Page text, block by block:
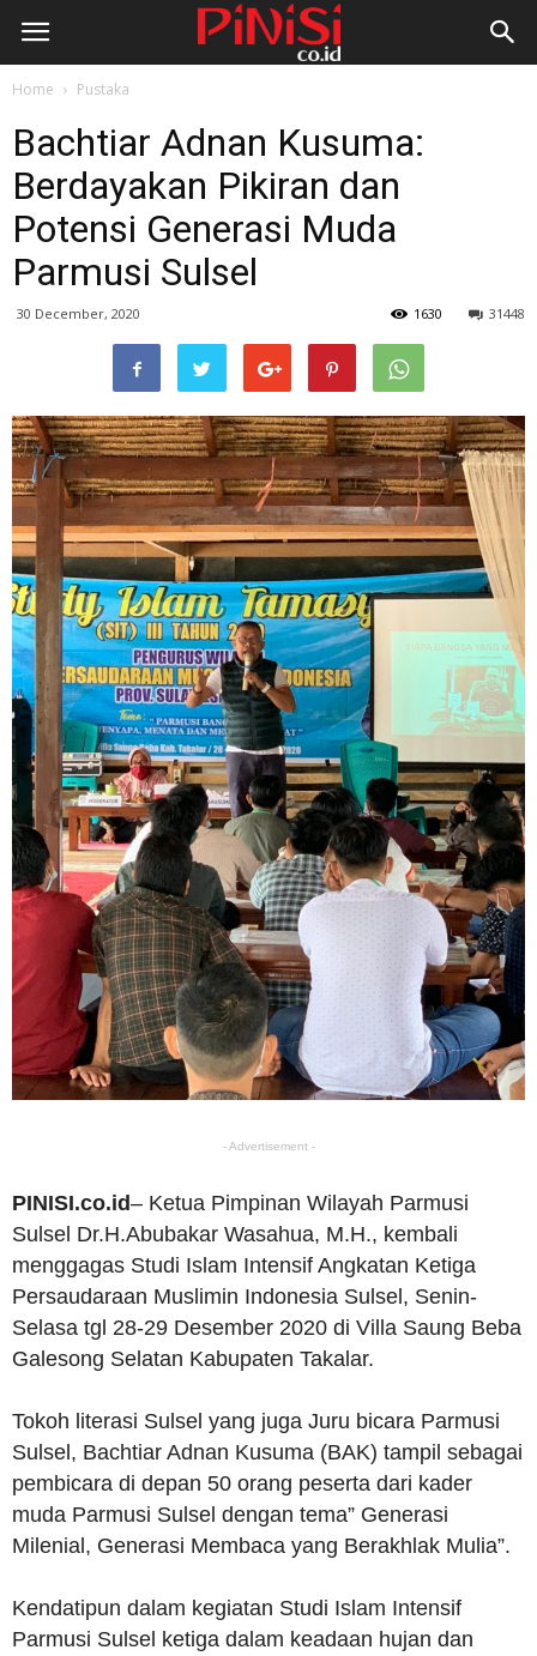
Home Pustaka
Bachtiar Adnan Kusuma:
Berdayakan Pikiran dan
Potensi Generasi Muda
Parmusi Sulsel
30 December, 2020 31448
1630
- Advertisement -
PINISI.co.id– Ketua Pimpinan Wilayah Parmusi
Sulsel Dr.H.Abubakar Wasahua, M.H., kembali
menggagas Studi Islam Intensif Angkatan Ketiga
Persaudaraan Muslimin Indonesia Sulsel, Senin-
Selasa tgl 28-29 Desember 2020 di Villa Saung Beba
Galesong Selatan Kabupaten Takalar.
Tokoh literasi Sulsel yang juga Juru bicara Parmusi
Sulsel, Bachtiar Adnan Kusuma (BAK) tampil sebagai
pembicara di depan 50 orang peserta dari kader
muda Parmusi Sulsel dengan tema” Generasi
Milenial, Generasi Membaca yang Berakhlak Mulia”.
Kendatipun dalam kegiatan Studi Islam Intensif
Parmusi Sulsel ketiga dalam keadaan hujan dan